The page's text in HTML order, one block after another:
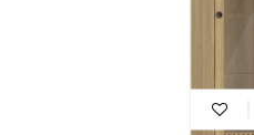
wyeksponowanie Twoich
praktyczną przestrzeń i
salonowi lub pokoju